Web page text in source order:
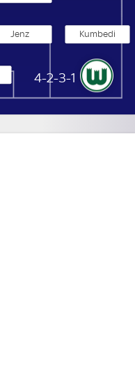
VfL Wolfsburg
4-2-3-1
Kumbedi
Jenz